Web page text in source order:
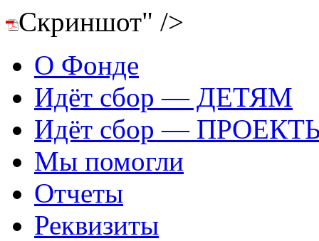
Скриншот" />
О Фонде
Идёт сбор — ДЕТЯМ
Идёт сбор —
Мы помогли
Отчеты
Реквизиты